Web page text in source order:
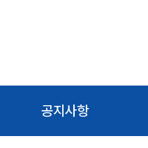
공지사항